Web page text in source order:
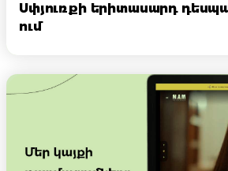
Սփյուռքի երիտասարդ
ում